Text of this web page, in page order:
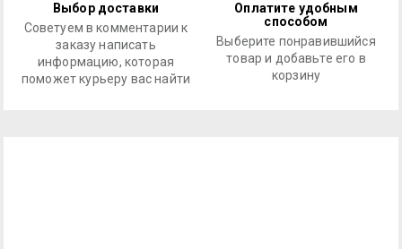
Выбор доставки
Советуем в комментарии к
заказу написать
информацию, которая
поможет курьеру вас найти
Оплатите удобным
способом
Выберите понравившийся
товар и добавьте его в
корзину